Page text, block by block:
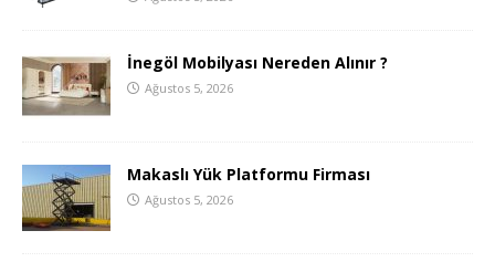
İnegöl Mobilyası Nereden Alınır ?
Ağustos 5, 2026
Makaslı Yük Platformu Firması
Ağustos 5, 2026